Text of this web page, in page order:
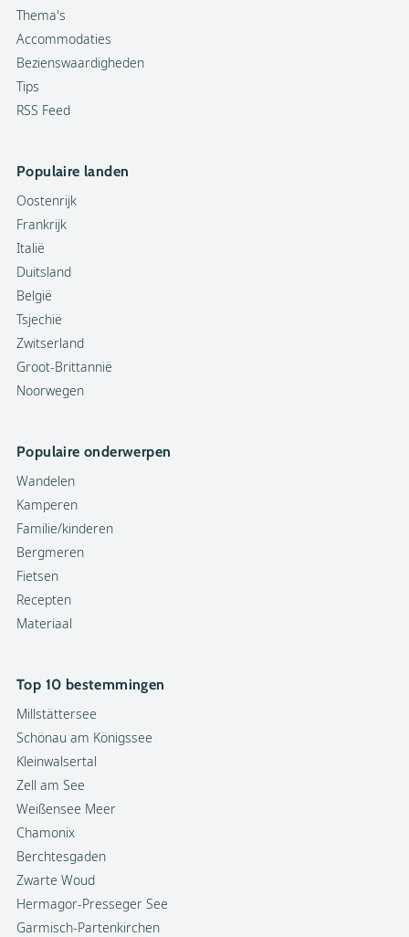
Thema's
Accommodaties
Bezienswaardigheden
Tips
RSS Feed
Populaire landen
Oostenrijk
Frankrijk
Italië
Duitsland
België
Tsjechië
Zwitserland
Groot-Brittannië
Noorwegen
Populaire onderwerpen
Wandelen
Kamperen
Familie/kinderen
Bergmeren
Fietsen
Recepten
Materiaal
Top 10 bestemmingen
Millstättersee
Schönau am Königssee
Kleinwalsertal
Zell am See
Weißensee Meer
Chamonix
Berchtesgaden
Zwarte Woud
Hermagor-Presseger See
Garmisch-Partenkirchen